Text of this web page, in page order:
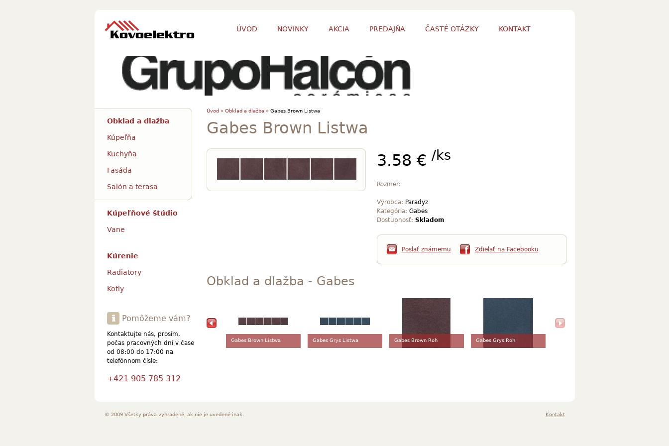
ÚVOD NOVINKY AKCIA PREDAJŇA ČASTÉ OTÁZKY KONTAKT
Úvod » Obklad a dlažba »Gabes Brown Listwa
Gabes Brown Listwa
3.58 € /ks
Rozmer:
Výrobca: Paradyz
Kategória: Gabes
Dostupnosť: Skladom
Poslať známemu Zdielať na Facebooku
Obklad a dlažba - Gabes
Gabes Brown Listwa Gabes Grys Listwa Gabes Brown Roh Gabes Grys Roh
Obklad a dlažba
Kúpeľňa
Kuchyňa
Fasáda
Salón a terasa
Kúpeľňové štúdio
Vane
Kúrenie
Radiatory
Kotly
Pomôžeme vám?
Kontaktujte nás, prosím,
počas pracovných dní v čase
od 08:00 do 17:00 na
telefónnom čísle:
+421 905 785 312
© 2009 Všetky práva vyhradené, ak nie je uvedené inak. Kontakt